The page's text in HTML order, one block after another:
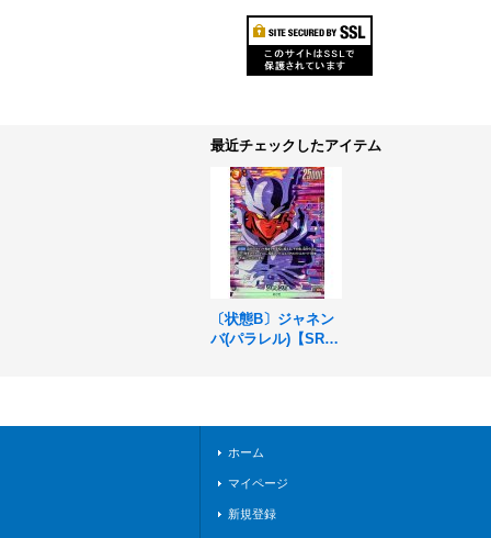
最近チェックしたアイテム
〔状態B〕ジャネン
バ(パラレル)【SR
ホーム
マイページ
新規登録